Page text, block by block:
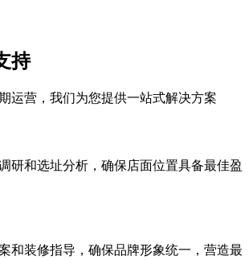
持
运营，我们为您提供一站式解决方案
研和选址分析，确保店面位置具备最佳盈
和装修指导，确保品牌形象统一，营造最